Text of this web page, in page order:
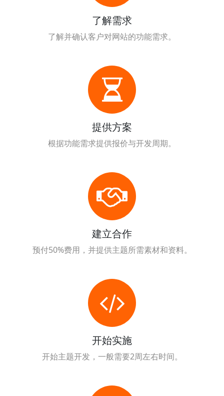
了解需求
了解并确认客户对网站的功能需求。
提供方案
根据功能需求提供报价与开发周期。
建立合作
预付50%费用，并提供主题所需素材和资料。
开始实施
开始主题开发，一般需要2周左右时间。